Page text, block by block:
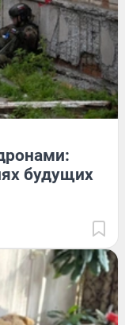
будущих